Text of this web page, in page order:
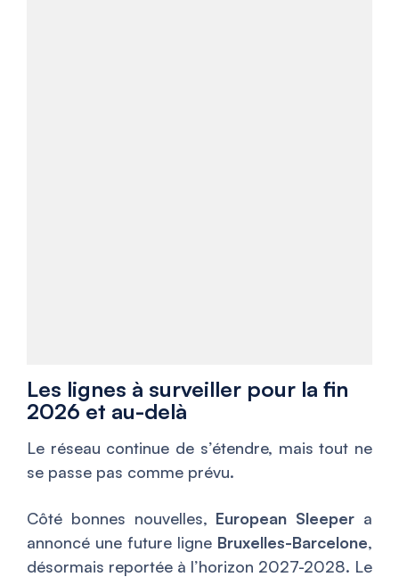
Les lignes à surveiller pour la fin
2026 et au-delà
Le réseau continue de s’étendre, mais tout ne
se passe pas comme prévu.
Côté bonnes nouvelles, European Sleeper a
annoncé une future ligne Bruxelles-Barcelone,
désormais reportée à l’horizon 2027-2028. Le